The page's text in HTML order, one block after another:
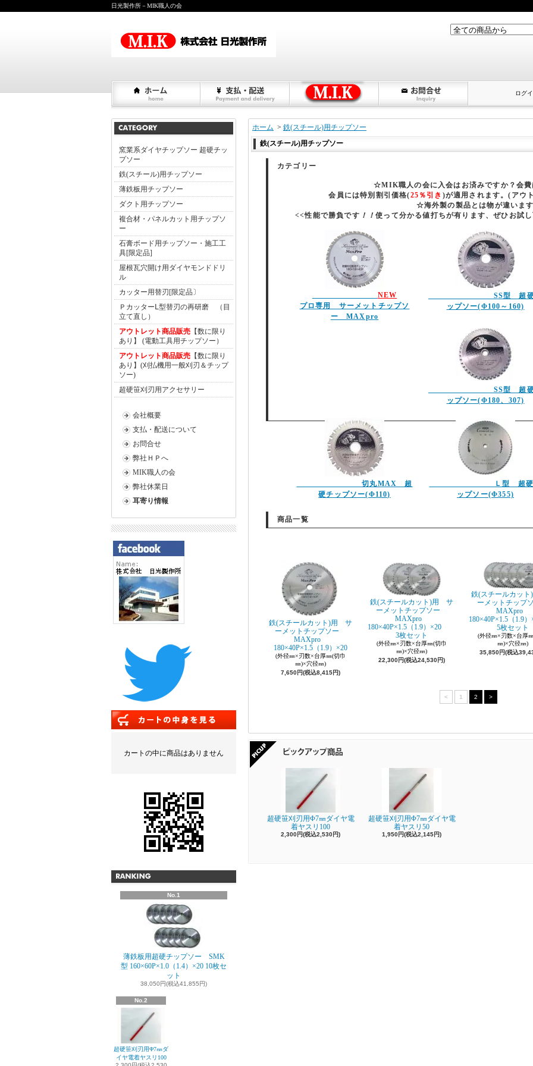
日光製作所－MIK職人の会
ログ
窯業系ダイヤチップソー 超硬チッ
プソー
鉄(スチール)用チップソー
薄鉄板用チップソー
ダクト用チップソー
複合材・パネルカット用チップソ
ー
石膏ボード用チップソー・施工工
具[限定品]
屋根瓦穴開け用ダイヤモンドドリ
ル
カッター用替刃[限定品〕
ＰカッターⅬ型替刃の再研磨 （目
立て直し）
アウトレット商品販売 【数に限り
あり】 (電動工具用チップソー）
アウトレット商品販売 【数に限り
あり】(刈払機用一般刈刃＆チップ
ソー)
超硬笹刈刃用アクセサリー
会社概要
支払・配送について
お問合せ
弊社ＨＰへ
MIK職人の会
弊社休業日
耳寄り情報
カートの中に商品はありません
No.1
薄鉄板用超硬チップソー SMK
型 160×60P×1.0（1.4）×20 10枚セ
ット
38,050円(税込41,855円)
No.2
超硬笹刈刃用Φ7㎜ダ
イヤ電着ヤスリ100
ホーム > 鉄(スチール)用チップソー
鉄(スチール)用チップソー
カテゴリー
☆MIK職人の会に入会はお済みですか？会費
会員には特別割引価格(25％引き )が適用されます。(アウ
☆海外製の製品とは物が違います
<<性能で勝負です ！！使って分かる値打ちが有ります、ぜひお試
NEW
プロ専用 サーメットチップソ
ー MAXpro
SS型 超硬
ップソー(Φ100～160)
SS型 超硬
ップソー(Φ180、307)
切丸MAX 超
硬チップソー(Φ110)
Ｌ型 超硬
ップソー(Φ355)
商品一覧
鉄(スチールカット)用 サ
ーメットチップソー
MAXpro
180×40P×1.5（1.9）×20
(外径㎜×刃数×台厚㎜(切巾
㎜)×穴径㎜)
7,650円(税込8,415円)
鉄(スチールカット)用 サ
ーメットチップソー
MAXpro
180×40P×1.5（1.9）×20
3枚セット
(外径㎜×刃数×台厚㎜(切巾
㎜)×穴径㎜)
22,300円(税込24,530円)
鉄(スチールカッ
ーメットチップ
MAXpro
180×40P×1.5（
5枚セット
(外径㎜×刃数×台厚
㎜)×穴径㎜)
35,850円(税込
< 1 2 >
超硬笹刈刃用Φ7㎜ダイヤ電
着ヤスリ100
2,300円(税込2,530円)
超硬笹刈刃用Φ7㎜ダイヤ電
着ヤスリ50
1,950円(税込2,145円)